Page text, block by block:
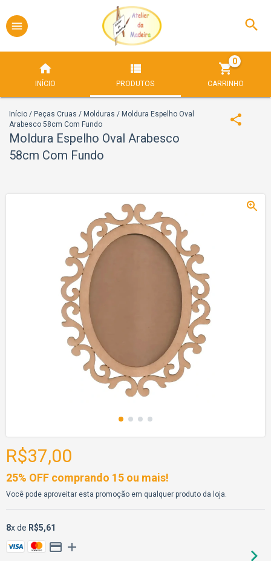
INÍCIO PRODUTOS CARRINHO
0
Início / Peças Cruas / Molduras / Moldura Espelho Oval
Arabesco 58cm Com Fundo
Moldura Espelho Oval Arabesco
58cm Com Fundo
R$37,00
25% OFF comprando 15 ou mais!
Você pode aproveitar esta promoção em qualquer produto da loja.
8x de R$5,61